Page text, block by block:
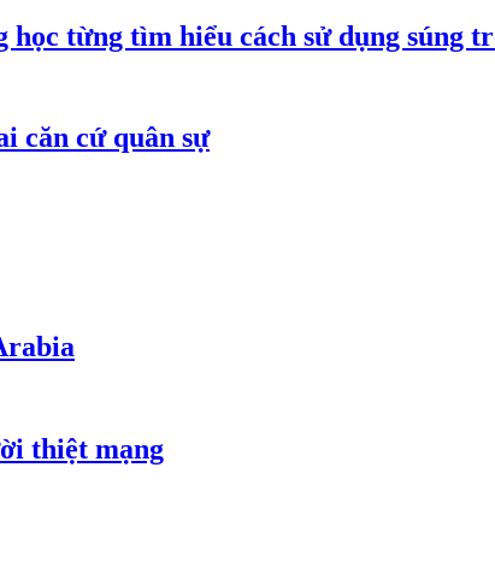
từng tìm hiểu cách sử dụng súng
căn cứ quân sự
thiệt mạng